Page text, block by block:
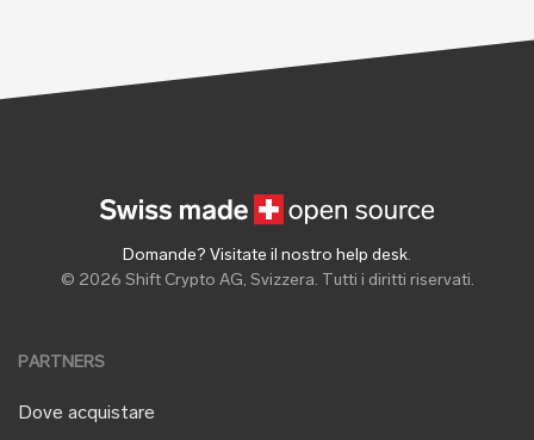
Domande? Visitate il nostro help desk.
© 2026 Shift Crypto AG, Svizzera. Tutti i diritti riservati.
PARTNERS
Dove acquistare